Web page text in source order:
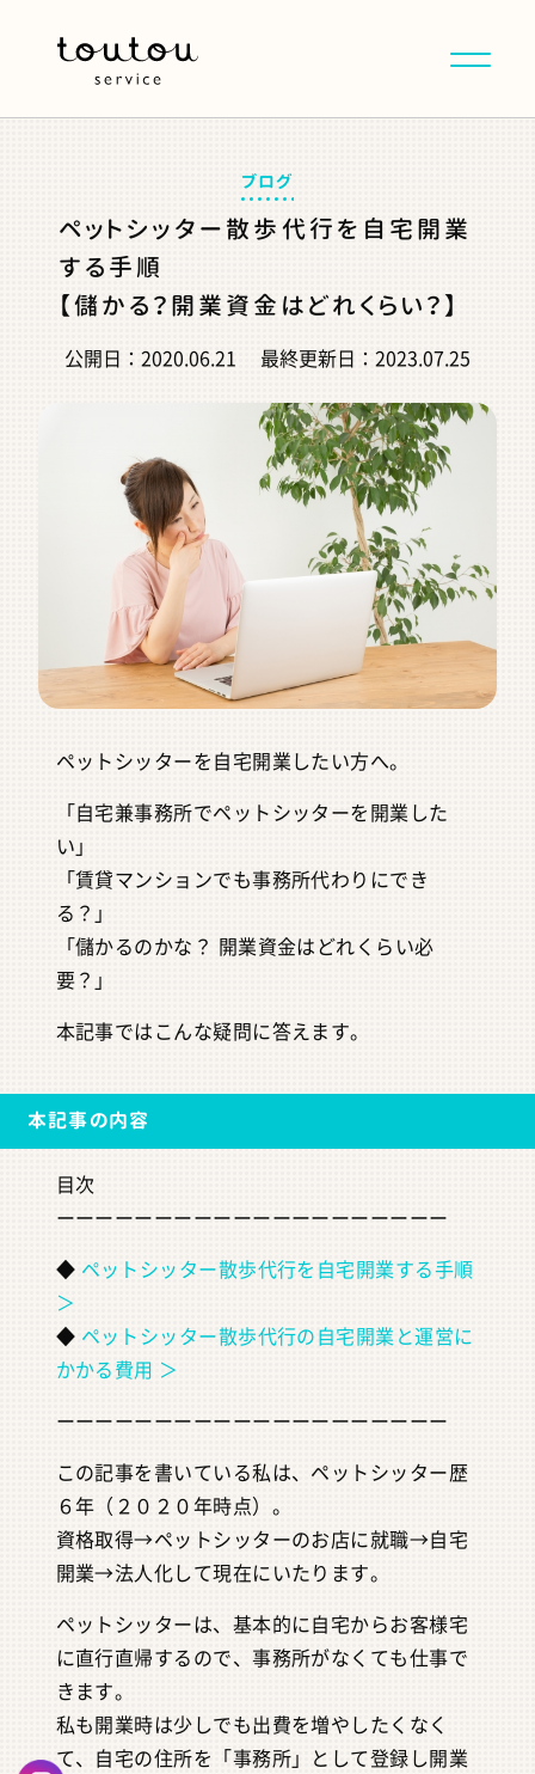
ブログ
ペットシッター散歩代行を自宅開業
する手順
【儲かる？開業資金はどれくらい？】
公開日： 2020.06.21 最終更新日： 2023.07.25
ペットシッターを自宅開業したい方へ。
「自宅兼事務所でペットシッターを開業した
い」
「賃貸マンションでも事務所代わりにでき
る？」
「儲かるのかな？ 開業資金はどれくらい必
要？」
本記事ではこんな疑問に答えます。
本記事の内容
目次
ーーーーーーーーーーーーーーーーーーーー
◆ ペットシッター散歩代行を自宅開業する手順
＞
◆ ペットシッター散歩代行の自宅開業と運営に
かかる費用 ＞
ーーーーーーーーーーーーーーーーーーーー
この記事を書いている私は、ペットシッター歴
６年（２０２０年時点）。
資格取得→ペットシッターのお店に就職→自宅
開業→法人化して現在にいたります。
ペットシッターは、基本的に自宅からお客様宅
に直行直帰するので、事務所がなくても仕事で
きます。
私も開業時は少しでも出費を増やしたくなく
て、自宅の住所を「事務所」として登録し開業